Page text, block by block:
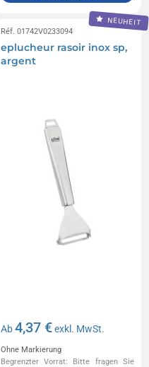
NEUHEIT
Réf. 01742V0233094
eplucheur rasoir inox sp,
argent
Ab4,37 €exkl. MwSt.
Ohne Markierung
Begrenzter Vorrat: Bitte fragen Sie